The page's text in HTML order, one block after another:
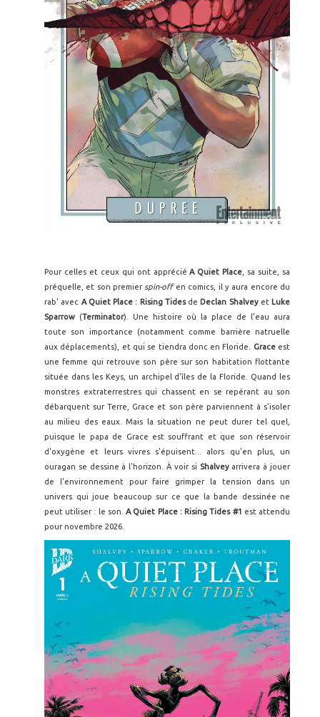
Pour celles et ceux qui ont appréciéA Quiet Place, sa suite, sa
préquelle, et son premierspin-off en comics, il y aura encore du
rab' avec A Quiet Place : Rising Tides de Declan Shalvey et Luke
Sparrow (Terminator). Une histoire où la place de l'eau aura
toute son importance (notamment comme barrière natruelle
aux déplacements), et qui se tiendra donc en Floride. Graceest
une femme qui retrouve son père sur son habitation flottante
située dans les Keys, un archipel d'îles de la Floride. Quand les
monstres extraterrestres qui chassent en se repérant au son
débarquent sur Terre, Grace et son père parviennent à s'isoler
au milieu des eaux. Mais la situation ne peut durer tel quel,
puisque le papa de Grace est souffrant et que son réservoir
d'oxygène et leurs vivres s'épuisent... alors qu'en plus, un
ouragan se dessine à l'horizon. À voir si Shalvey arrivera à jouer
de l'environnement pour faire grimper la tension dans un
univers qui joue beaucoup sur ce que la bande dessinée ne
peut utiliser : le son.A Quiet Place : Rising Tides #1 est attendu
pour novembre 2026.